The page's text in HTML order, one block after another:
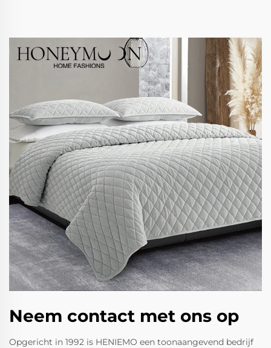
Neem contact met ons op
Opgericht in 1992 is HENIEMO een toonaangevend bedrijf